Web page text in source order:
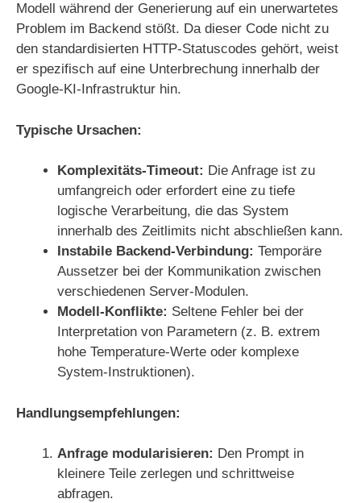
Modell während der Generierung auf ein unerwartetes
Problem im Backend stößt. Da dieser Code nicht zu
den standardisierten HTTP-Statuscodes gehört, weist
er spezifisch auf eine Unterbrechung innerhalb der
Google-KI-Infrastruktur hin.
Typische Ursachen:
Komplexitäts-Timeout: Die Anfrage ist zu
umfangreich oder erfordert eine zu tiefe
logische Verarbeitung, die das System
innerhalb des Zeitlimits nicht abschließen kann.
Instabile Backend-Verbindung: Temporäre
Aussetzer bei der Kommunikation zwischen
verschiedenen Server-Modulen.
Modell-Konflikte: Seltene Fehler bei der
Interpretation von Parametern (z. B. extrem
hohe Temperature-Werte oder komplexe
System-Instruktionen).
Handlungsempfehlungen:
Anfrage modularisieren: Den Prompt in
kleinere Teile zerlegen und schrittweise
abfragen.